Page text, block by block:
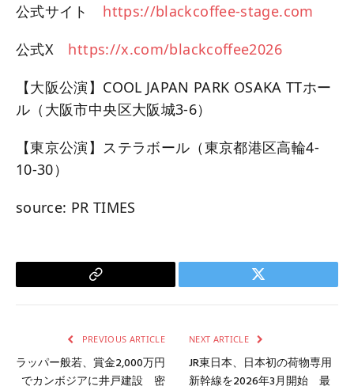
公式サイト https://blackcoffee-stage.com
公式X https://x.com/blackcoffee2026
【大阪公演】COOL JAPAN PARK OSAKA TTホー
ル（大阪市中央区大阪城3-6）
【東京公演】ステラボール（東京都港区高輪4-
10-30）
source: PR TIMES
Copy
Twitter
PREVIOUS ARTICLE
ラッパー般若、賞金2,000万円
でカンボジアに井戸建設 密
NEXT ARTICLE
JR東日本、日本初の荷物専用
新幹線を2026年3月開始 最